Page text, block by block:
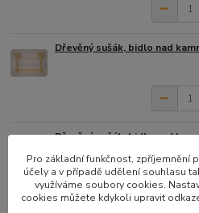
Dřevěný sušák, bidlo nad
Dřevěný sušák, bidlo nad
Pro základní funkčnost, zpříjemnění
účely a v případě udělení souhlasu
využíváme soubory cookies.
cookies můžete kdykoli upravit